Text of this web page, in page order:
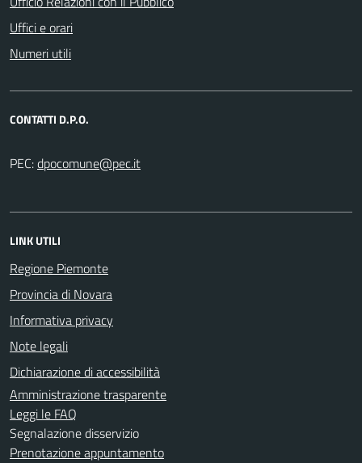
Uffici e orari
Numeri utili
CONTATTI D.P.O.
PEC:
LINK UTILI
Regione Piemonte
Provincia di Novara
Informativa privacy
Note legali
Dichiarazione di accessibilità
Amministrazione trasparente
Leggi le FAQ
Segnalazione disservizio
Prenotazione appuntamento